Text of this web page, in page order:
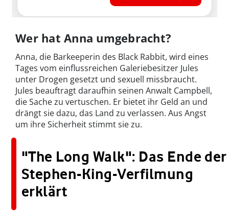
Wer hat Anna umgebracht?
Anna, die Barkeeperin des Black Rabbit, wird eines
Tages vom einflussreichen Galeriebesitzer Jules
unter Drogen gesetzt und sexuell missbraucht.
Jules beauftragt daraufhin seinen Anwalt Campbell,
die Sache zu vertuschen. Er bietet ihr Geld an und
drängt sie dazu, das Land zu verlassen. Aus Angst
um ihre Sicherheit stimmt sie zu.
"The Long Walk": Das Ende der
Stephen-King-Verfilmung
erklärt